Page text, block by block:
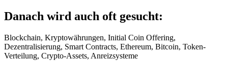
Danach wird auch oft gesucht:
Blockchain, Kryptowährungen, Initial Coin Offering,
Dezentralisierung, Smart Contracts, Ethereum, Bitcoin, Token-
Verteilung, Crypto-Assets, Anreizsysteme